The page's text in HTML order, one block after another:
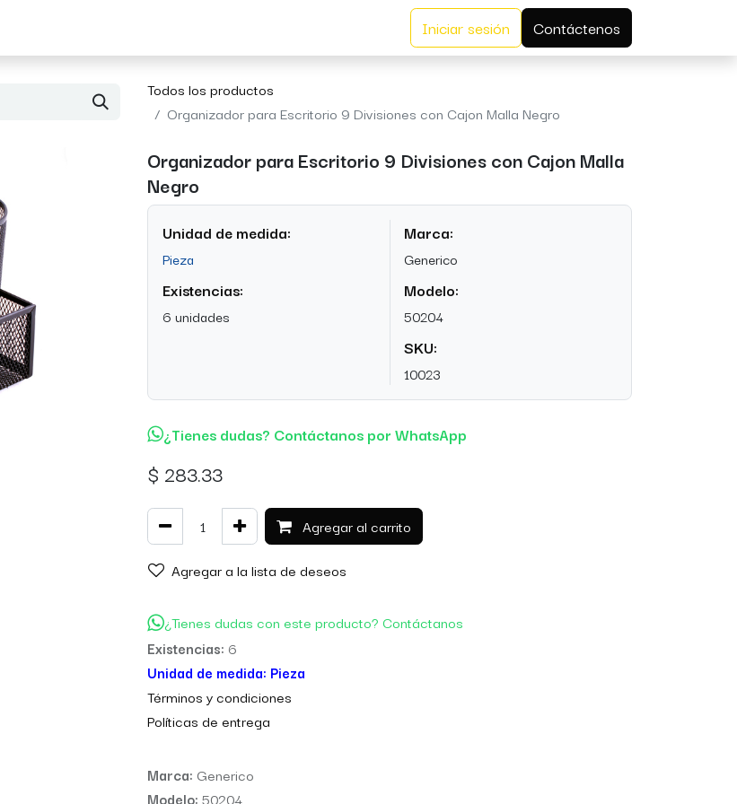
Iniciar sesión Contáctenos
Todos los productos
Organizador para Escritorio 9 Divisiones con Cajon Malla Negro
Organizador para Escritorio 9 Divisiones con Cajon Malla
Negro
Unidad de medida:
Pieza
Existencias:
6 unidades
Marca:
Generico
Modelo:
50204
SKU:
10023
¿Tienes dudas? Contáctanos por WhatsApp
$ 283.33
Agregar al carrito
Agregar a la lista de deseos
¿Tienes dudas con este producto? Contáctanos
Existencias: 6
Unidad de medida: Pieza
Términos y condiciones
Políticas de entrega
Marca: Generico
Modelo: 50204